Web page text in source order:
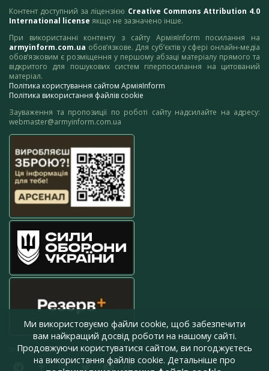
Контент доступний за ліцензією Creative Commons Attribution 4.0
International license якщо не зазначено інше.
При використанні контенту з сайту АрміяInform посилання на
armyinform.com.ua обов’язкове. Для суб’єктів у сфері онлайн-медіа
обов’язковим є розміщення у першому абзаці матеріалу прямого та
відкритого для пошукових систем гіперпосилання на цитований
матеріал.
Політика користування сайтом АрміяInform
Політика використання файлів cookie
Зауваження та пропозиції по роботі сайту надсилайте на адресу:
webmaster@armyinform.com.ua
press@armyinform.com.ua
Ми використовуємо файли cookie, щоб забезпечити
вам найкращий досвід роботи на нашому сайті.
Продовжуючи користуватися сайтом, ви погоджуєтесь
на використання файлів cookie. Детальніше про